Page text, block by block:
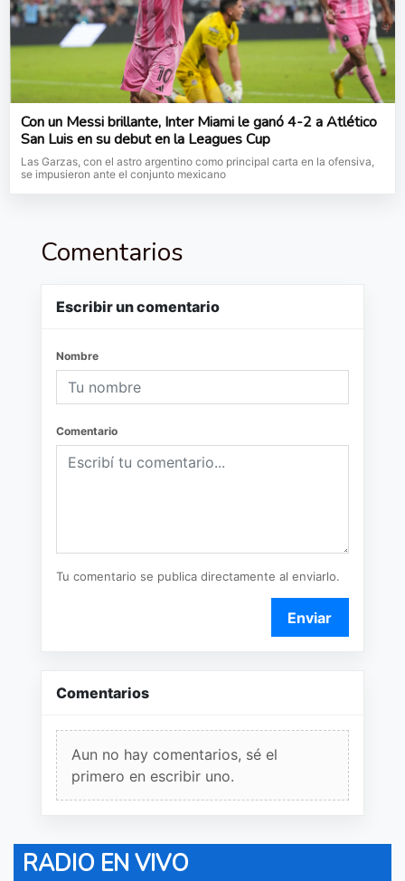
Con un Messi brillante, Inter Miami le ganó 4-2 a Atlético
San Luis en su debut en la Leagues Cup
Las Garzas, con el astro argentino como principal carta en la ofensiva,
se impusieron ante el conjunto mexicano
Comentarios
Escribir un comentario
Nombre
Comentario
Tu comentario se publica directamente al enviarlo.
Enviar
Comentarios
Aun no hay comentarios, sé el
primero en escribir uno.
RADIO EN VIVO